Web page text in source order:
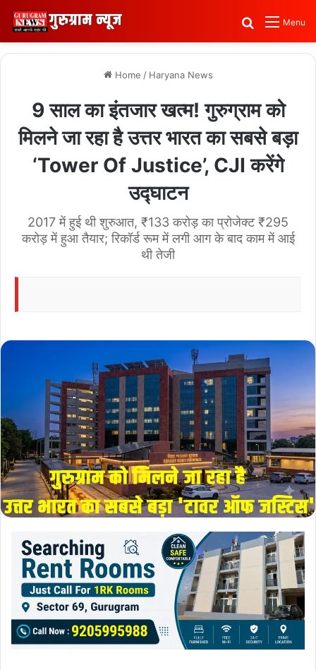
Menu
Search for
Home / Haryana News
9 साल का इंतजार खत्म! गुरुग्राम को
मिलने जा रहा है उत्तर भारत का सबसे बड़ा
‘Tower Of Justice’, CJI करेंगे
उद्घाटन
2017 में हुई थी शुरुआत, ₹133 करोड़ का प्रोजेक्ट ₹295
करोड़ में हुआ तैयार; रिकॉर्ड रूम में लगी आग के बाद काम में आई
थी तेजी